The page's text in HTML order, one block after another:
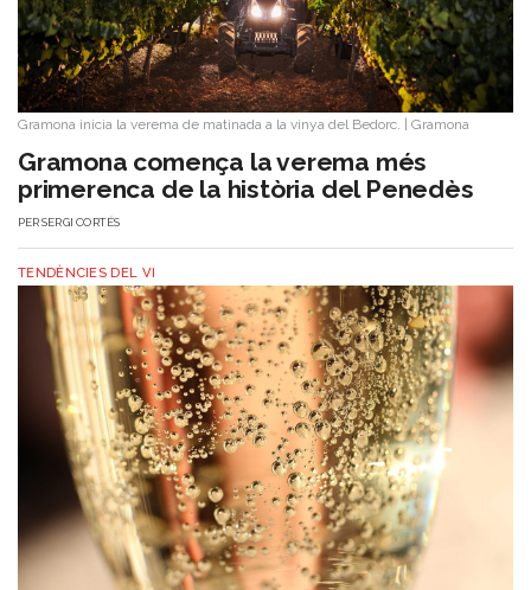
Gramona inicia la verema de matinada a la vinya del Bedorc. Gramona
Gramona comença la verema més
primerenca de la història del Penedès
PERSERGI CORTÉS
TENDÈNCIES DEL VI